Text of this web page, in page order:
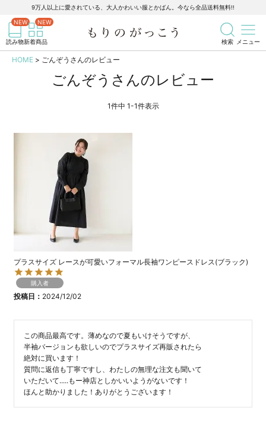
9万人以上に愛されている、大人かわいい服とかばん。今なら全品送料無料!!
読み物新着商品 検索 メニュー
商品を検索 記事を検索
HOME ごんぞうさんのレビュー
ごんぞうさんのレビュー
1件中 1-1件表示
プラスサイズ レースが可愛いフォーマル長袖ワンピースドレス(ブラック)
購入者
投稿日 2024/12/02
この商品最高です。薄めなので夏もいけそうですが、
半袖バージョンも欲しいのでプラスサイズ再販されたら
絶対に買います！
質問に返信も丁寧ですし、わたしの無理な注文も聞いて
いただいて.....もー神店としかいいようがないです！